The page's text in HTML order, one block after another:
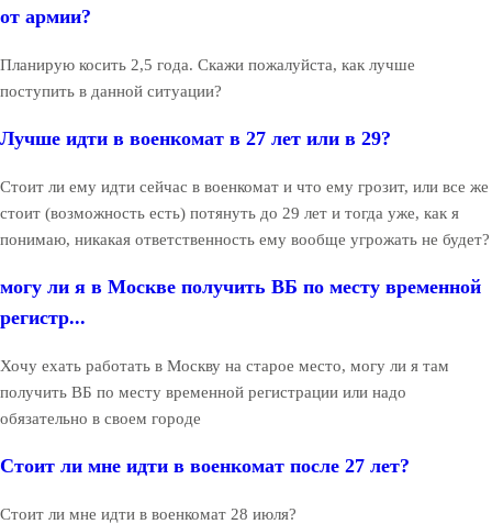
от армии?
Планирую косить 2,5 года. Скажи пожалуйста, как лучше
поступить в данной ситуации?
Лучше идти в военкомат в 27 лет или в 29?
Стоит ли ему идти сейчас в военкомат и что ему грозит, или все же
стоит (возможность есть) потянуть до 29 лет и тогда уже, как я
понимаю, никакая ответственность ему вообще угрожать не будет?
могу ли я в Москве получить ВБ по месту временной
регистр...
Хочу ехать работать в Москву на старое место, могу ли я там
получить ВБ по месту временной регистрации или надо
обязательно в своем городе
Стоит ли мне идти в военкомат после 27 лет?
Стоит ли мне идти в военкомат 28 июля?